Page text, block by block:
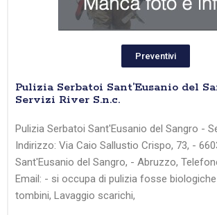
Preventivi
Pulizia Serbatoi Sant’Eusanio del
Servizi River S.n.c.
Pulizia Serbatoi Sant'Eusanio del Sangro -
Indirizzo: Via Caio Sallustio Crispo, 73, -
Sant'Eusanio del Sangro, - Abruzzo,
Email: - si occupa di pulizia fosse
tombini, Lavaggio scarichi,